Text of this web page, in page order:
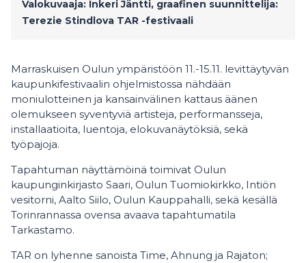
Valokuvaaja: Inkeri Jäntti, graafinen suunnittelija:
Terezie Stindlova TAR -festivaali
Marraskuisen Oulun ympäristöön 11.-15.11. levittäytyvän
kaupunkifestivaalin ohjelmistossa nähdään
moniulotteinen ja kansainvälinen kattaus äänen
olemukseen syventyviä artisteja, performansseja,
installaatioita, luentoja, elokuvanäytöksiä, sekä
työpajoja.
Tapahtuman näyttämöinä toimivat Oulun
kaupunginkirjasto Saari, Oulun Tuomiokirkko, Intiön
vesitorni, Aalto Siilo, Oulun Kauppahalli, sekä kesällä
Torinrannassa ovensa avaava tapahtumatila
Tarkastamo.
TAR on lyhenne sanoista Time, Ahnung ja Rajaton;